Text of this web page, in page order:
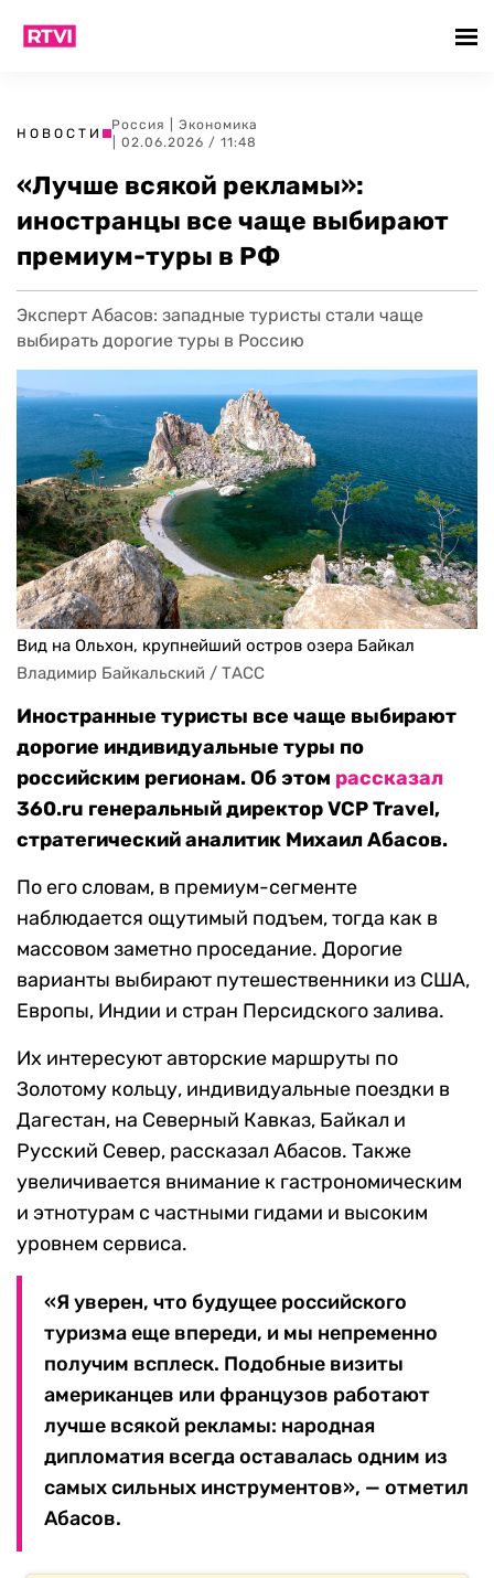
НОВОСТИ
Россия
Экономика
| 02.06.2026 / 11:48
«Лучше всякой рекламы»:
иностранцы все чаще выбирают
премиум-туры в РФ
Эксперт Абасов: западные туристы стали чаще
выбирать дорогие туры в Россию
Вид на Ольхон, крупнейший остров озера Байкал
Владимир Байкальский / ТАСС
Иностранные туристы все чаще выбирают
дорогие индивидуальные туры по
российским регионам. Об этом рассказал
360.ru генеральный директор VCP Travel,
стратегический аналитик Михаил Абасов.
По его словам, в премиум-сегменте
наблюдается ощутимый подъем, тогда как в
массовом заметно проседание. Дорогие
варианты выбирают путешественники из США,
Европы, Индии и стран Персидского залива.
Их интересуют авторские маршруты по
Золотому кольцу, индивидуальные поездки в
Дагестан, на Северный Кавказ, Байкал и
Русский Север, рассказал Абасов. Также
увеличивается внимание к гастрономическим
и этнотурам с частными гидами и высоким
уровнем сервиса.
«Я уверен, что будущее российского
туризма еще впереди, и мы непременно
получим всплеск. Подобные визиты
американцев или французов работают
лучше всякой рекламы: народная
дипломатия всегда оставалась одним из
самых сильных инструментов», — отметил
Абасов.